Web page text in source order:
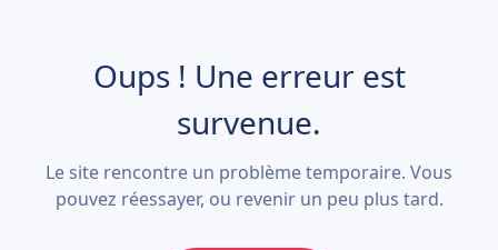
Oups ! Une erreur est
survenue.
Le site rencontre un problème temporaire. Vous
pouvez réessayer, ou revenir un peu plus tard.